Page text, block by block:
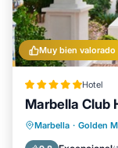
Muy bien valorado
Hotel
Marbella Club
Marbella · Golden
Bañera